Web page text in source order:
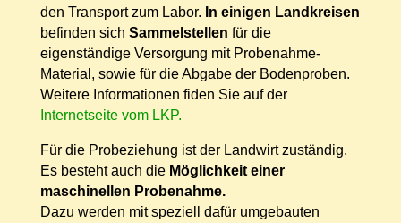
den Transport zum Labor. In einigen Landkreisen
befinden sich Sammelstellen für die
eigenständige Versorgung mit Probenahme-
Material, sowie für die Abgabe der Bodenproben.
Weitere Informationen fiden Sie auf der
Internetseite vom LKP.
Für die Probeziehung ist der Landwirt zuständig.
Es besteht auch die Möglichkeit einer
maschinellen Probenahme.
Dazu werden mit speziell dafür umgebauten